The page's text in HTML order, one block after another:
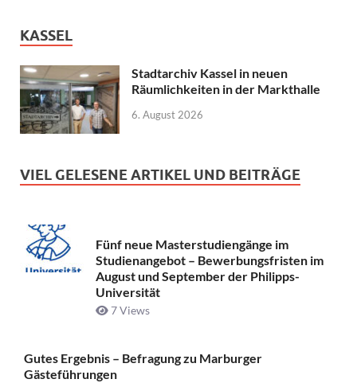
KASSEL
Stadtarchiv Kassel in neuen
Räumlichkeiten in der Markthalle
6. August 2026
VIEL GELESENE ARTIKEL UND BEITRÄGE
Fünf neue Masterstudiengänge im
Studienangebot – Bewerbungsfristen im
August und September der Philipps-
Universität
7 Views
Gutes Ergebnis – Befragung zu Marburger
Gästeführungen